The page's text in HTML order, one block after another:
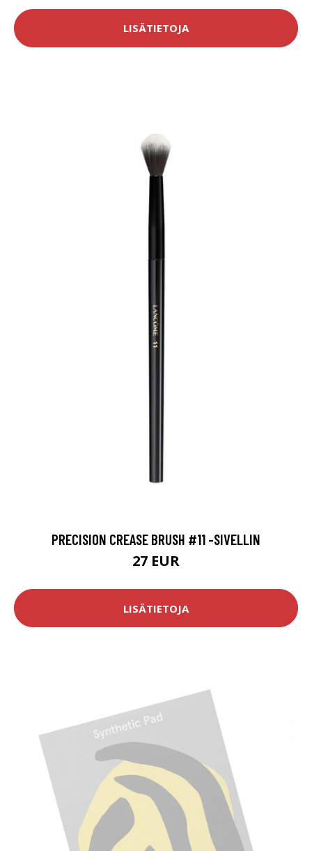
LISÄTIETOJA
PRECISION CREASE BRUSH #11 -SIVELLIN
27 EUR
LISÄTIETOJA